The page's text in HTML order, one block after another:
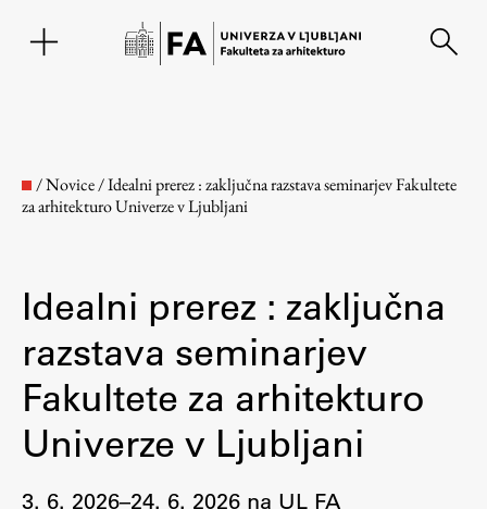
Fakulteta
Osebje
/Novice/Idealni prerez : zaključna razstava seminarjev Fakultete
za arhitekturo Univerze v Ljubljani
Idealni prerez : zaključna
razstava seminarjev
Fakultete za arhitekturo
Univerze v Ljubljani
3. 6. 2026–24. 6. 2026 na UL FA